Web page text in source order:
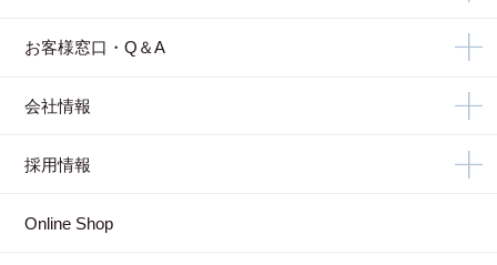
お客様窓口・Q＆A
会社情報
採用情報
Online Shop